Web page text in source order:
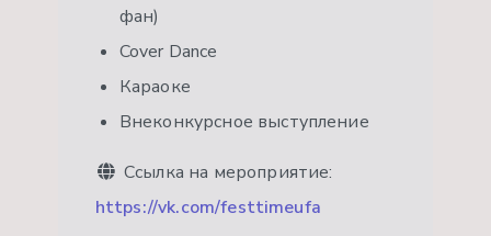
фан)
Cover Dance
Караоке
Внеконкурсное выступление
Ссылка на мероприятие:
https://vk.com/festtimeufa